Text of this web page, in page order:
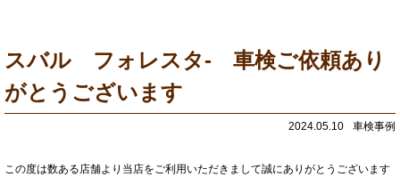
スバル フォレスタ- 車検ご依頼あり
がとうございます
2024.05.10 車検事例
この度は数ある店舗より当店をご利用いただきまして誠にありがとうございます